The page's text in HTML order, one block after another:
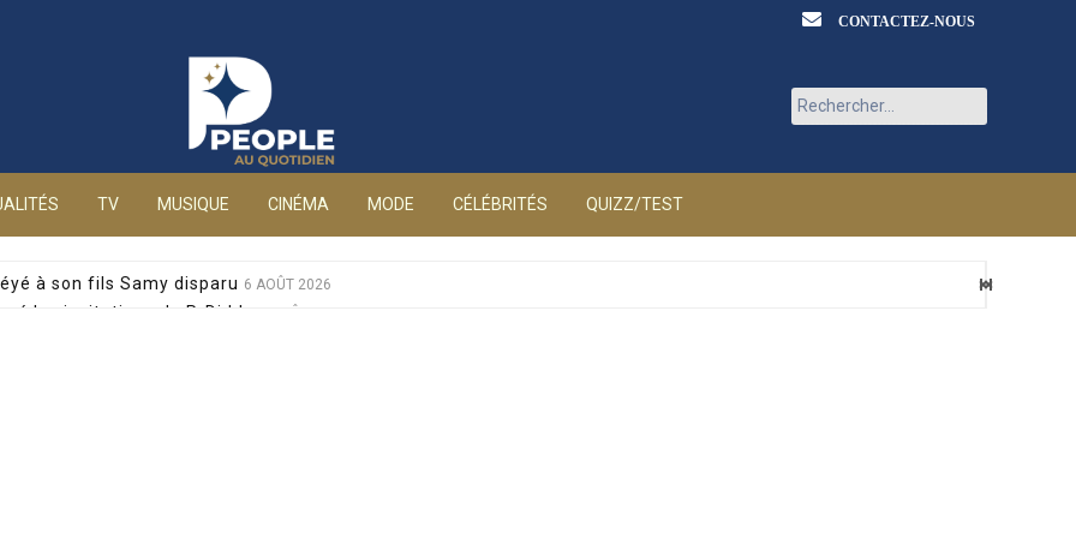
CONTACTEZ-NOUS
People au quotidien
Rechercher :
TV MUSIQUE CINÉMA MODE CÉLÉBRITÉS QUIZZ/TEST
à son fils Samy disparu 6 AOÛT 2026
les invitations de P. Diddy